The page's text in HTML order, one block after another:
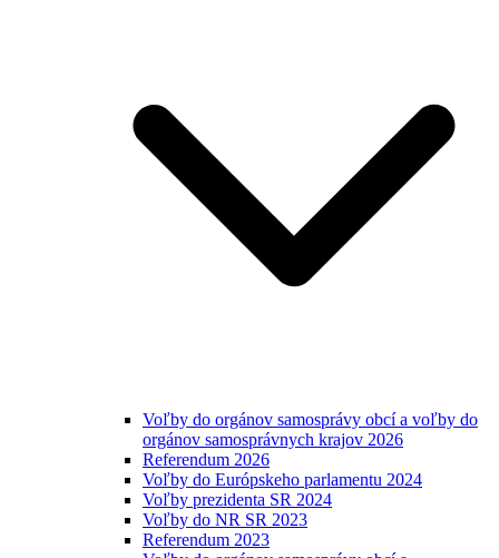
Voľby do orgánov samosprávy obcí a voľby do
orgánov samosprávnych krajov 2026
Referendum 2026
Voľby do Európskeho parlamentu 2024
Voľby prezidenta SR 2024
Voľby do NR SR 2023
Referendum 2023